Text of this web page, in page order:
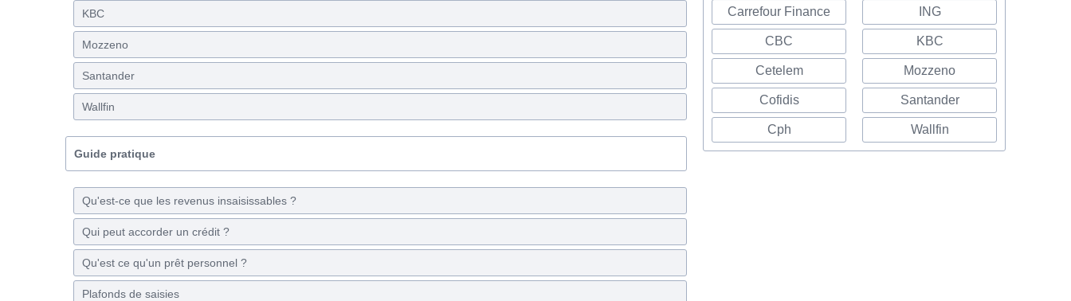
KBC
Mozzeno
Santander
Wallfin
Guide pratique
Qu'est-ce que les revenus insaisissables ?
Qui peut accorder un crédit ?
Qu'est ce qu'un prêt personnel ?
Plafonds de saisies
Carrefour Finance
CBC
Cetelem
Cofidis
Cph
ING
KBC
Mozzeno
Santander
Wallfin